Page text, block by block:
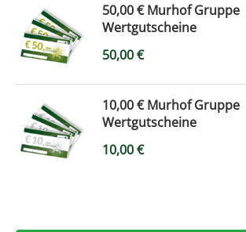
50,00 € Murhof Gruppe
Wertgutscheine
50,00€
10,00 € Murhof Gruppe
Wertgutscheine
10,00€